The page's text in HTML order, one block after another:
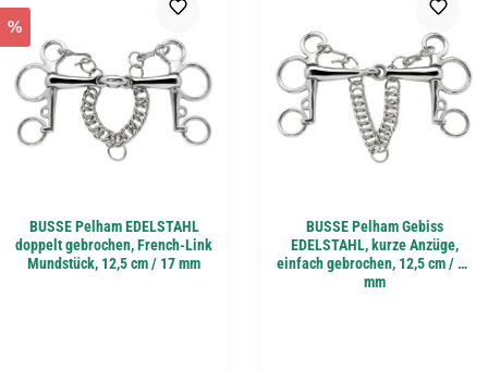
%
BUSSE Pelham EDELSTAHL
doppelt gebrochen, French-Link
Mundstück, 12,5 cm / 17 mm
BUSSE Pelham Gebiss
EDELSTAHL, kurze Anzüge,
einfach gebrochen, 12,5 cm / 17
mm